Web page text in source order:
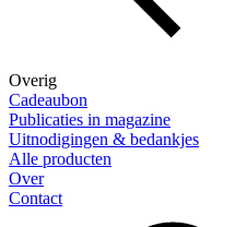
Overig
Cadeaubon
Publicaties in magazine
Uitnodigingen & bedankjes
Alle producten
Over
Contact